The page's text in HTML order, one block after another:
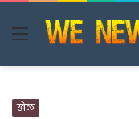
Menu
खेल